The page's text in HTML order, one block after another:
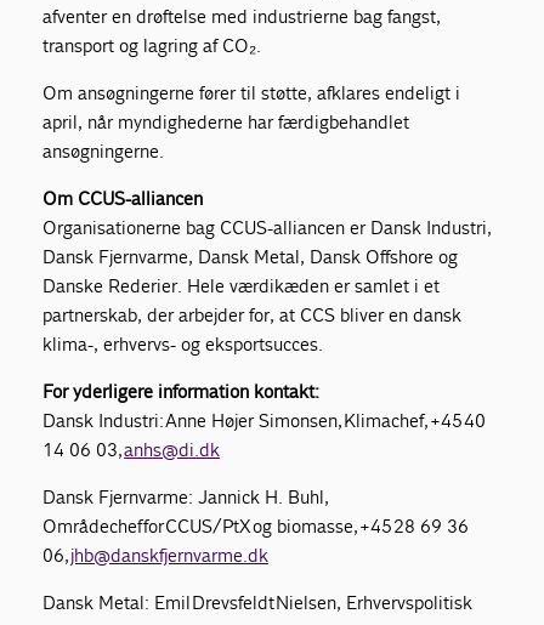
afventer en drøftelse med industrierne bag fangst,
transport og lagring af CO₂.
Om ansøgningerne fører til støtte, afklares endeligt i
april, når myndighederne har færdigbehandlet
ansøgningerne.
Om CCUS-alliancen
Organisationerne bag CCUS-alliancen er Dansk Industri,
Dansk Fjernvarme, Dansk Metal, Dansk Offshore og
Danske Rederier. Hele værdikæden er samlet i et
partnerskab, der arbejder for, at CCS bliver en dansk
klima-, erhvervs- og eksportsucces.
For yderligere information kontakt:
Dansk Industri: Anne Højer Simonsen, Klimachef, +45 40
14 06 03,anhs@di.dk
Dansk Fjernvarme: Jannick H. Buhl,
Områdechef for CCUS/PtX og biomasse, +45 28 69 36
06,jhb@danskfjernvarme.dk
Dansk Metal: Emil Drevsfeldt Nielsen, Erhvervspolitisk